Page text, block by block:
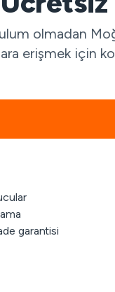
olmadan
erişmek için
garantisi